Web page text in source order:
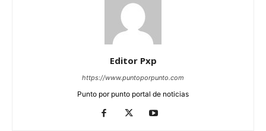
Editor Pxp
https://www.puntoporpunto.com
Punto por punto portal de noticias